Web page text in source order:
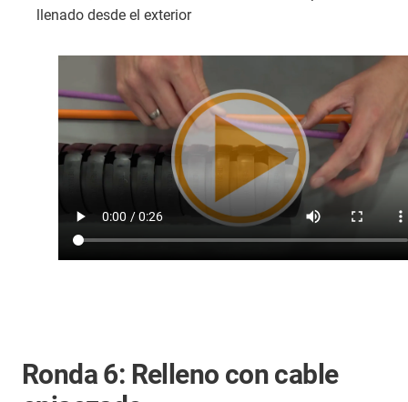
llenado desde el exterior
Ronda 6: Relleno con cable